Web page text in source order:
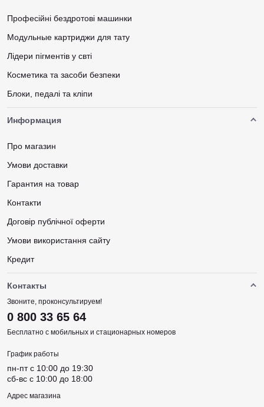
Професійні бездротові машинки
Модульные картриджи для тату
Лідери пігментів у свті
Косметика та засоби безпеки
Блоки, педалі та кліпи
Информация
Про магазин
Умови доставки
Гарантия на товар
Контакти
Договір публічної оферти
Умови використання сайту
Кредит
Контакты
Звоните, проконсультируем!
0 800 33 65 64
Бесплатно с мобильных и стационарных номеров
График работы
пн-пт c 10:00 до 19:30
сб-вс c 10:00 до 18:00
Адрес магазина